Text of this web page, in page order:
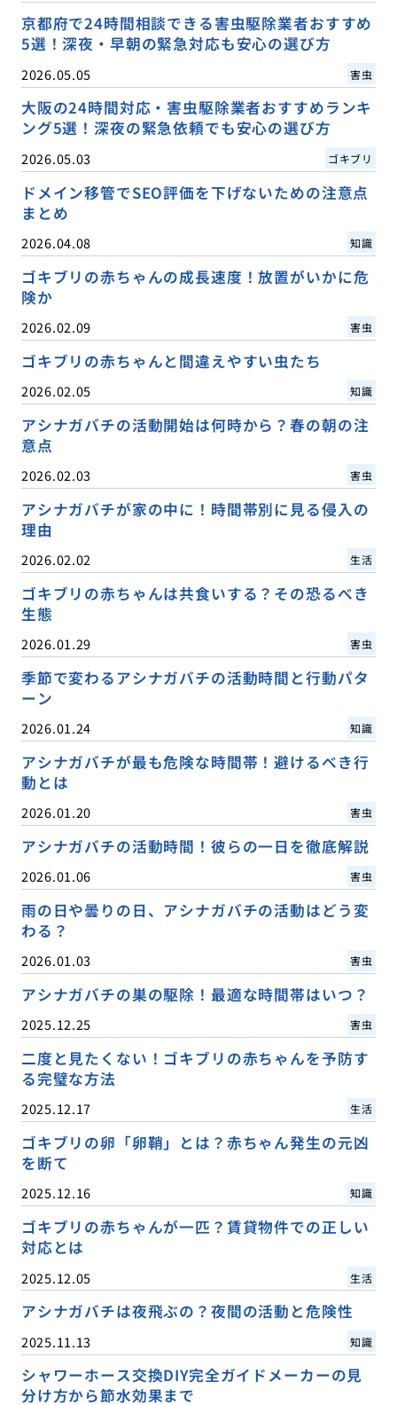
京都府で24時間相談できる害虫駆除業者おすすめ
5選！深夜・早朝の緊急対応も安心の選び方
2026.05.05 害虫
大阪の24時間対応・害虫駆除業者おすすめランキ
ング5選！深夜の緊急依頼でも安心の選び方
2026.05.03 ゴキブリ
ドメイン移管でSEO評価を下げないための注意点
まとめ
2026.04.08 知識
ゴキブリの赤ちゃんの成長速度！放置がいかに危
険か
2026.02.09 害虫
ゴキブリの赤ちゃんと間違えやすい虫たち
2026.02.05 知識
アシナガバチの活動開始は何時から？春の朝の注
意点
2026.02.03 害虫
アシナガバチが家の中に！時間帯別に見る侵入の
理由
2026.02.02 生活
ゴキブリの赤ちゃんは共食いする？その恐るべき
生態
2026.01.29 害虫
季節で変わるアシナガバチの活動時間と行動パタ
ーン
2026.01.24 知識
アシナガバチが最も危険な時間帯！避けるべき行
動とは
2026.01.20 害虫
アシナガバチの活動時間！彼らの一日を徹底解説
2026.01.06 害虫
雨の日や曇りの日、アシナガバチの活動はどう変
わる？
2026.01.03 害虫
アシナガバチの巣の駆除！最適な時間帯はいつ？
2025.12.25 害虫
二度と見たくない！ゴキブリの赤ちゃんを予防す
る完璧な方法
2025.12.17 生活
ゴキブリの卵「卵鞘」とは？赤ちゃん発生の元凶
を断て
2025.12.16 知識
ゴキブリの赤ちゃんが一匹？賃貸物件での正しい
対応とは
2025.12.05 生活
アシナガバチは夜飛ぶの？夜間の活動と危険性
2025.11.13 知識
シャワーホース交換DIY完全ガイドメーカーの見
分け方から節水効果まで